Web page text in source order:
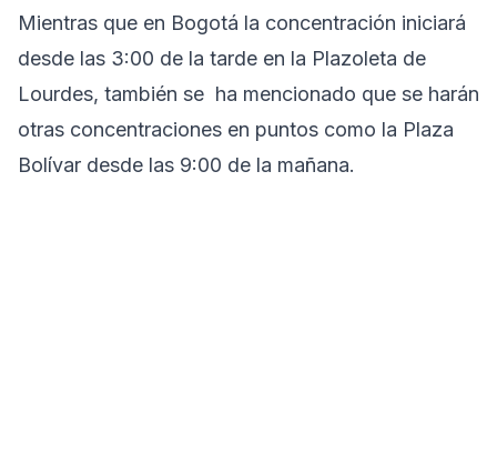
Mientras que en Bogotá la concentración iniciará
desde las 3:00 de la tarde en la Plazoleta de
Lourdes, también se ha mencionado que se harán
otras concentraciones en puntos como la Plaza
Bolívar desde las 9:00 de la mañana.